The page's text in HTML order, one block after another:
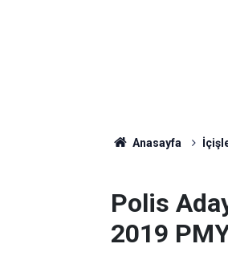
Anasayfa
Polis
2019